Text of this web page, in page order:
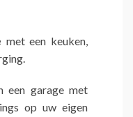
met een keuken,
een garage met
op uw eigen